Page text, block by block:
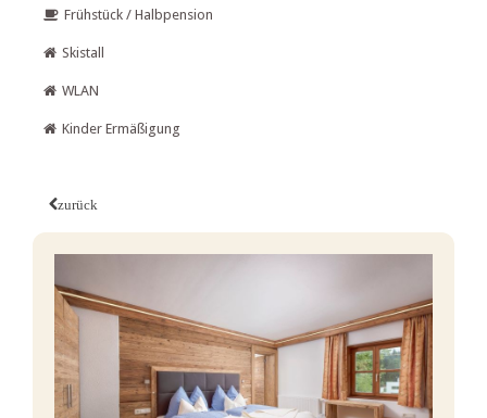
Frühstück / Halbpension
Skistall
WLAN
Kinder Ermäßigung
zurück